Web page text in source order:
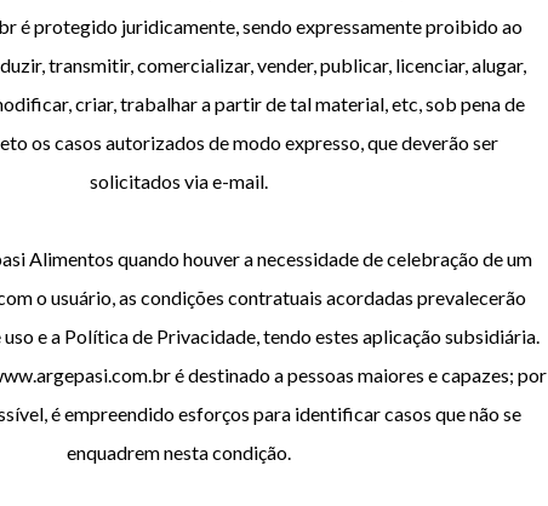
é protegido juridicamente, sendo expressamente proibido ao
transmitir, comercializar, vender, publicar, licenciar, alugar,
criar, trabalhar a partir de tal material, etc, sob pena de
os casos autorizados de modo expresso, que deverão ser
solicitados via e-mail.
Alimentos quando houver a necessidade de celebração de um
o usuário, as condições contratuais acordadas prevalecerão
e a Política de Privacidade, tendo estes aplicação subsidiária.
é destinado a pessoas maiores e capazes; por
é empreendido esforços para identificar casos que não se
enquadrem nesta condição.